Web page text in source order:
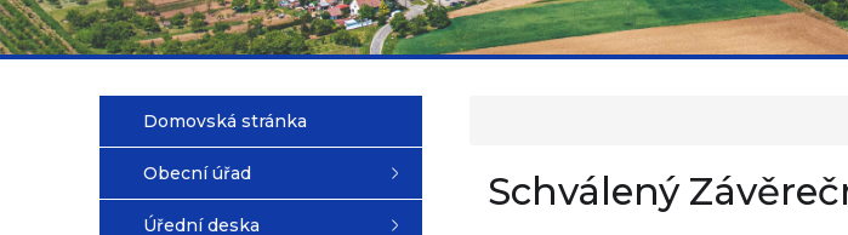
Domovská stránka
Obecní úřad
Úřední deska
Schválený